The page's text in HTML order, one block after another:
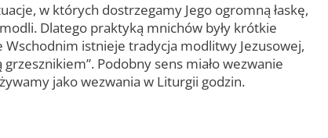
w których dostrzegamy Jego ogromną łaskę,
Dlatego praktyką mnichów były krótkie
Wschodnim istnieje tradycja modlitwy Jezusowej,
Podobny sens miało wezwanie
jako wezwania w Liturgii godzin.